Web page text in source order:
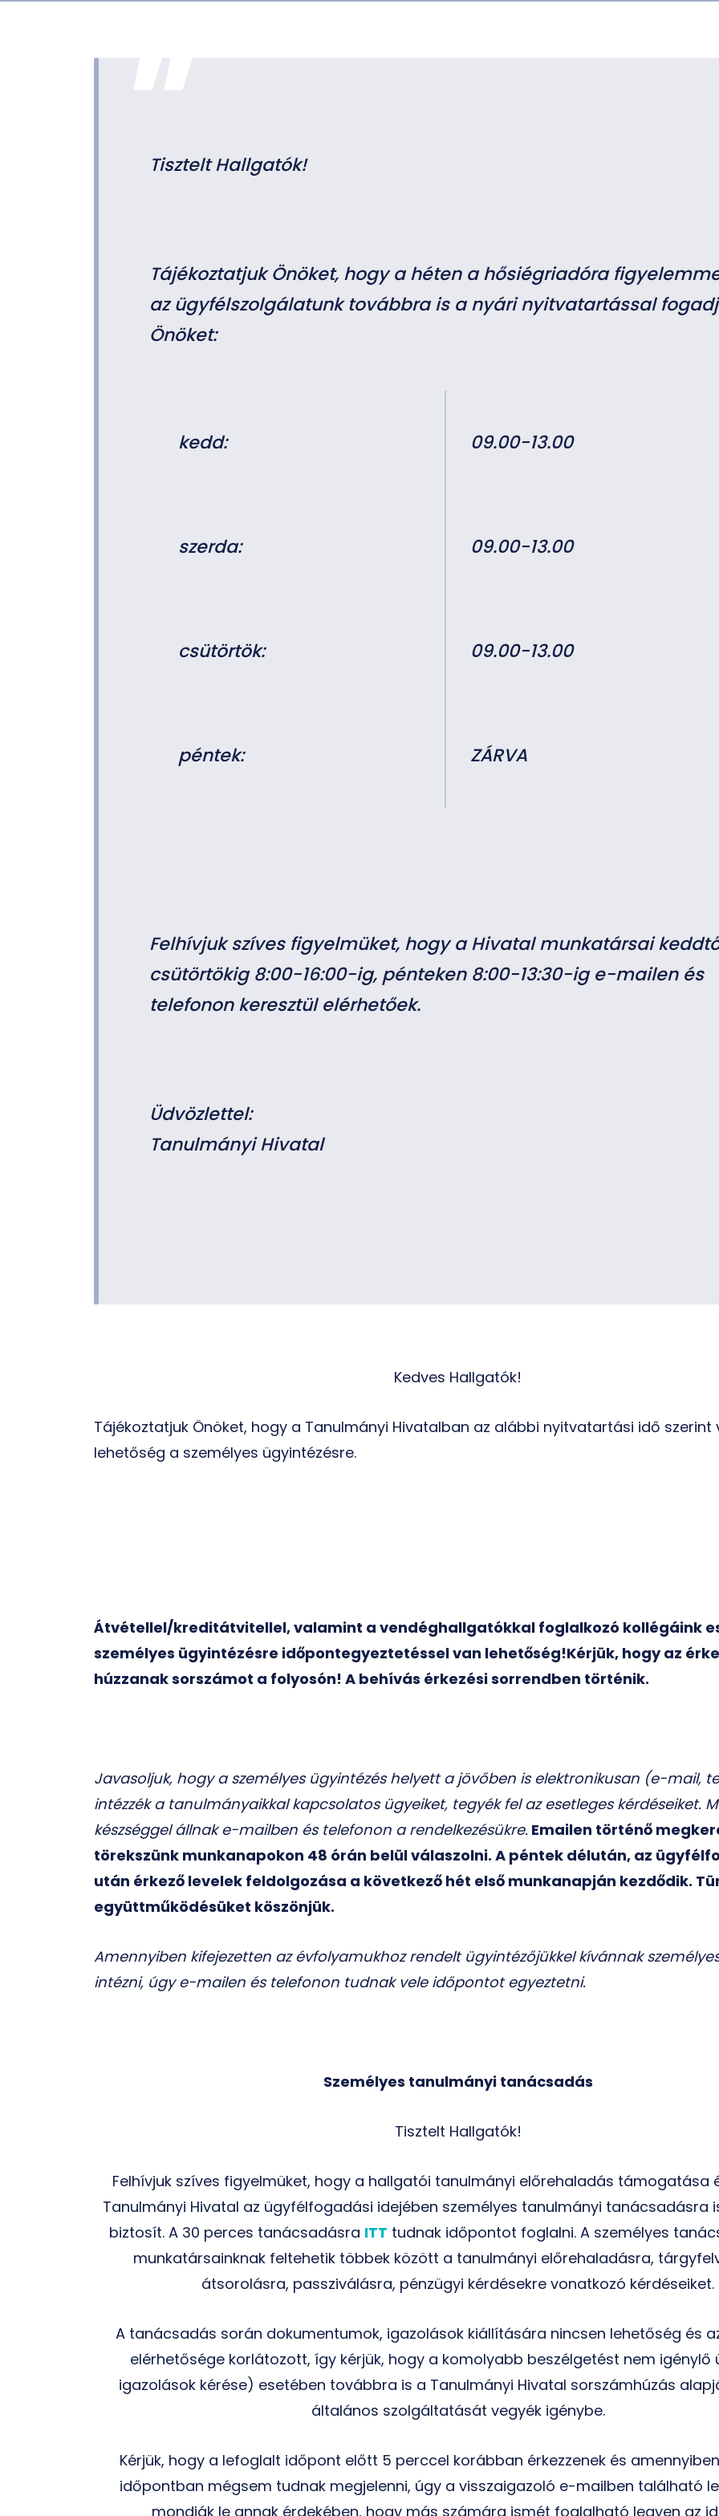
Tisztelt Hallgatók!
Tájékoztatjuk Önöket, hogy a héten a hősiégriadóra
az ügyfélszolgálatunk továbbra is a nyári nyitvatartással
Önöket:
kedd: 09.00-13.00
szerda: 09.00-13.00
csütörtök: 09.00-13.00
péntek: ZÁRVA
Felhívjuk szíves figyelmüket, hogy a Hivatal munkatársai
csütörtökig 8:00-16:00-ig, pénteken 8:00-13:30-ig e-mailen és
telefonon keresztül elérhetőek.
Üdvözlettel:
Tanulmányi Hivatal
Kedves Hallgatók!
Tájékoztatjuk Önöket, hogy a Tanulmányi Hivatalban az alábbi nyitvatartási idő szerint
lehetőség a személyes ügyintézésre.
Átvétellel/kreditátvitellel, valamint a vendéghallgatókkal foglalkozó kollégáink
személyes ügyintézésre időpontegyeztetéssel van lehetőség!Kérjük, hogy az
húzzanak sorszámot a folyosón! A behívás érkezési sorrendben történik.
Javasoljuk, hogy a személyes ügyintézés helyett a jövőben is elektronikusan (e-mail,
intézzék a tanulmányaikkal kapcsolatos ügyeiket, tegyék fel az esetleges kérdéseiket.
készséggel állnak e-mailben és telefonon a rendelkezésükre. Emailen történő
törekszünk munkanapokon 48 órán belül válaszolni. A péntek délután, az
után érkező levelek feldolgozása a következő hét első munkanapján kezdődik.
együttműködésüket köszönjük.
Amennyiben kifejezetten az évfolyamukhoz rendelt ügyintézőjükkel kívánnak
intézni, úgy e-mailen és telefonon tudnak vele időpontot egyeztetni.
Személyes tanulmányi tanácsadás
Tisztelt Hallgatók!
Felhívjuk szíves figyelmüket, hogy a hallgatói tanulmányi előrehaladás támogatása
Tanulmányi Hivatal az ügyfélfogadási idejében személyes tanulmányi tanácsadásra
biztosít. A 30 perces tanácsadásra ITT tudnak időpontot foglalni. A személyes
munkatársainknak feltehetik többek között a tanulmányi előrehaladásra,
átsorolásra, passziválásra, pénzügyi kérdésekre vonatkozó kérdéseiket.
A tanácsadás során dokumentumok, igazolások kiállítására nincsen lehetőség és
elérhetősége korlátozott, így kérjük, hogy a komolyabb beszélgetést nem igénylő
igazolások kérése) esetében továbbra is a Tanulmányi Hivatal sorszámhúzás
általános szolgáltatását vegyék igénybe.
Kérjük, hogy a lefoglalt időpont előtt 5 perccel korábban érkezzenek és
időpontban mégsem tudnak megjelenni, úgy a visszaigazoló e-mailben található
mondják le annak érdekében, hogy más számára ismét foglalható legyen az